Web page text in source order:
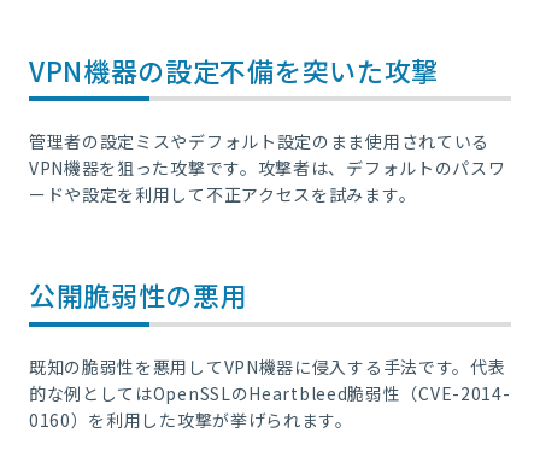
VPN機器の設定不備を突いた攻撃
管理者の設定ミスやデフォルト設定のまま使用されている
VPN機器を狙った攻撃です。攻撃者は、デフォルトのパスワ
ードや設定を利用して不正アクセスを試みます。
公開脆弱性の悪用
既知の脆弱性を悪用してVPN機器に侵入する手法です。代表
的な例としてはOpenSSLのHeartbleed脆弱性（CVE-2014-
0160）を利用した攻撃が挙げられます。